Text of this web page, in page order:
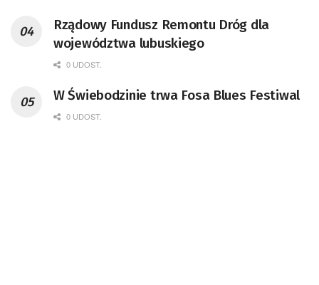
Rządowy Fundusz Remontu Dróg dla
województwa lubuskiego
0 UDOST.
W Świebodzinie trwa Fosa Blues Festiwal
0 UDOST.